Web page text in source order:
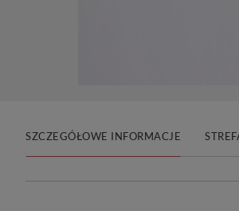
SZCZEGÓŁOWE INFORMACJE